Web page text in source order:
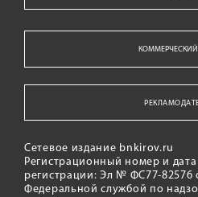
КОММЕРЧЕСКИЙ
Сетевое издание bnkirov.ru
Регистрационный номер и
регистрации: Эл № ФС77-82576
Федеральной службой по